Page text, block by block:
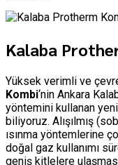
Kalaba
Yüksek verimli ve
Kombi‘nin Ankara
yöntemini kullanan
biliyoruz. Alışılmış
ısınma yöntemlerine
doğal gaz kullanımı
geniş kitlelere